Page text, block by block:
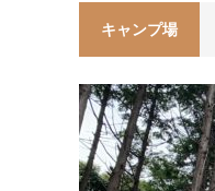
キャンプ場